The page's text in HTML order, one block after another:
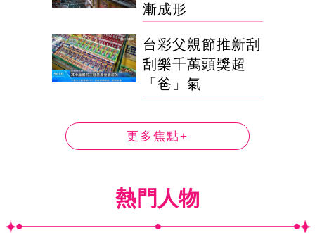
漸成形
台彩父親節推新刮
刮樂千萬頭獎超
「爸」氣
更多焦點+
熱門人物